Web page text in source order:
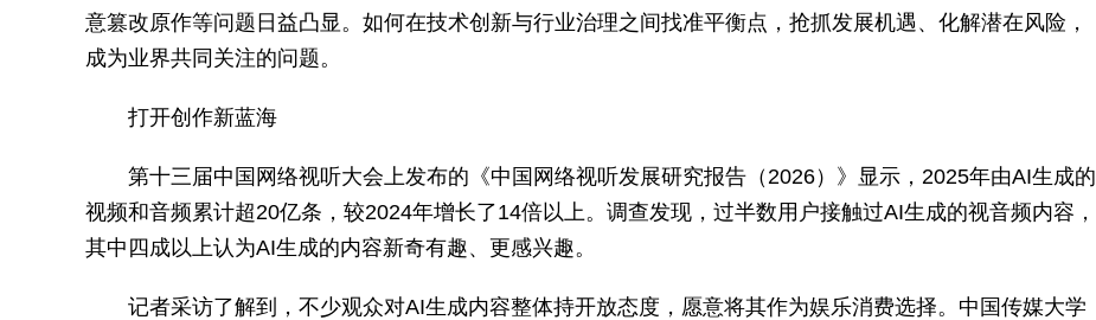
意篡改原作等问题日益凸显。如何在技术创新与行业治理之间找准平衡点，抢抓发展机遇、化解潜在风险，
成为业界共同关注的问题。
打开创作新蓝海
第十三届中国网络视听大会上发布的《中国网络视听发展研究报告（2026）》显示，2025年由AI生成的
视频和音频累计超20亿条，较2024年增长了14倍以上。调查发现，过半数用户接触过AI生成的视音频内容，
其中四成以上认为AI生成的内容新奇有趣、更感兴趣。
记者采访了解到，不少观众对AI生成内容整体持开放态度，愿意将其作为娱乐消费选择。中国传媒大学